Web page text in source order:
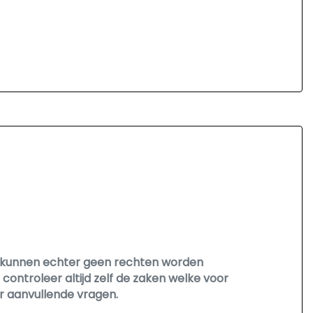
echter geen rechten worden
altijd zelf de zaken welke voor
aanvullende vragen.